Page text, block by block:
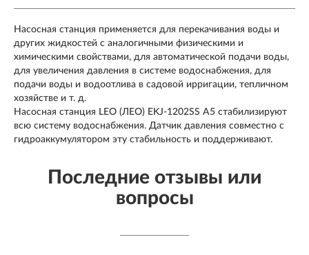
Насосная станция применяется для перекачивания воды и
других жидкостей с аналогичными физическими и
химическими свойствами, для автоматической подачи воды,
для увеличения давления в системе водоснабжения, для
подачи воды и водоотлива в садовой ирригации, тепличном
хозяйстве и т. д.
Насосная станция LEO (ЛЕО) EKJ-1202SS A5 стабилизируют
всю систему водоснабжения. Датчик давления совместно с
гидроаккумулятором эту стабильность и поддерживают.
Последние отзывы или
вопросы